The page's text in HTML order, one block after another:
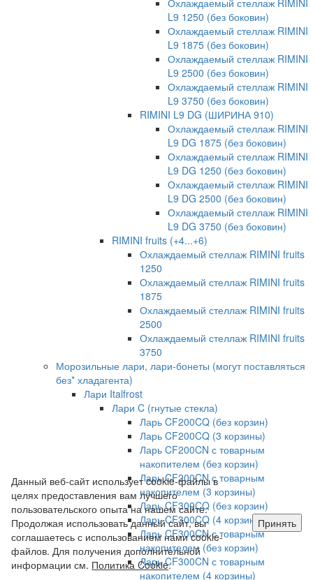
L9 1250 (без боковин)
Охлаждаемый стеллаж RIMINI
L9 1875 (без боковин)
Охлаждаемый стеллаж RIMINI
L9 2500 (без боковин)
Охлаждаемый стеллаж RIMINI
L9 3750 (без боковин)
RIMINI L9 DG (ШИРИНА 910)
Охлаждаемый стеллаж RIMINI
L9 DG 1875 (без боковин)
Охлаждаемый стеллаж RIMINI
L9 DG 1250 (без боковин)
Охлаждаемый стеллаж RIMINI
L9 DG 2500 (без боковин)
Охлаждаемый стеллаж RIMINI
L9 DG 3750 (без боковин)
RIMINI fruits (+4...+6)
Охлаждаемый стеллаж RIMINI fruits
1250
Охлаждаемый стеллаж RIMINI fruits
1875
Охлаждаемый стеллаж RIMINI fruits
2500
Охлаждаемый стеллаж RIMINI fruits
3750
Морозильные лари, лари-бонеты (могут поставляться
без* хладагента)
Лари Italfrost
Лари C (гнутые стекла)
Ларь CF200CQ (без корзин)
Ларь CF200CQ (3 корзины)
Ларь CF200CN с товарным
накопителем (без корзин)
Ларь CF200CN с товарным
накопителем (3 корзины)
Ларь CF300CQ (без корзин)
Ларь CF300CQ (4 корзины)
Ларь CF300CN с товарным
накопителем (без корзин)
Ларь CF300CN с товарным
накопителем (4 корзины)
Данный веб-сайт использует cookie-файлы в
целях предоставления вам лучшего
пользовательского опыта на нашем сайте.
Продолжая использовать данный сайт, вы
соглашаетесь с использованием нами cookie-
файлов. Для получения дополнительной
информации см. Политика Cookie.
Принять